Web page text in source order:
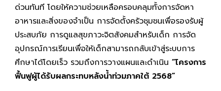
ด่วนทันที โดยให้ความช่วยเหลือครอบคลุมทั้งการจัดหา
อาหารและสิ่งของจำเป็น การจัดตั้งครัวชุมชนเพื่อรองรับผู้
ประสบภัย การดูแลสุขภาวะจิตสังคมสำหรับเด็ก การจัด
อุปกรณ์การเรียนเพื่อให้เด็กสามารถกลับเข้าสู่ระบบการ
ศึกษาได้โดยเร็ว รวมถึงการวางแผนและดำเนิน “โครงการ
ฟื้นฟูผู้ได้รับผลกระทบหลังน้ำท่วมภาคใต้ 2568”